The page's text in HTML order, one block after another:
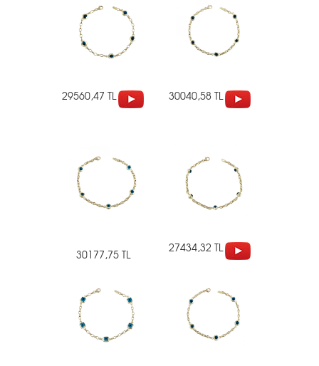
29560,47 TL 30040,58 TL
30177,75 TL 27434,32 TL